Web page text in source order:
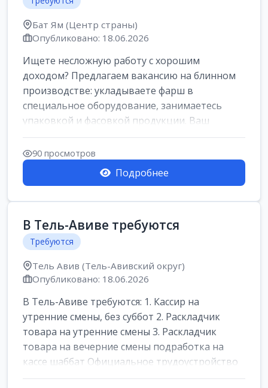
Бат Ям (Центр страны)
Опубликовано: 18.06.2026
Ищете несложную работу с хорошим
доходом? Предлагаем вакансию на блинном
производстве: укладываете фарш в
специальное оборудование, занимаетесь
упаковкой и фасовкой продукции. Ваш
заработок составит о...
90 просмотров
Подробнее
В Тель-Авиве требуются
Требуются
Тель Авив (Тель-Авивский округ)
Опубликовано: 18.06.2026
В Тель-Авиве требуются: 1. Кассир на
утренние смены, без суббот 2. Раскладчик
товара на утренние смены 3. Раскладчик
товара на вечерние смены подработка на
кассе шаббат Официальное трудоустройство
ста...